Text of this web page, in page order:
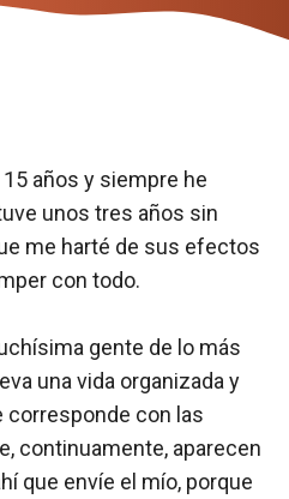
años y siempre he
unos tres años sin
me harté de sus efectos
con todo.
gente de lo más
una vida organizada y
corresponde con las
continuamente, aparecen
que envíe el mío, porque